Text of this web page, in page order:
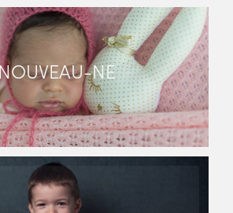
NOUVEAU-NE